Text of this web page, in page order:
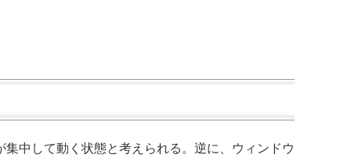
集中して動く状態と考えられる。逆に、ウィンドウ